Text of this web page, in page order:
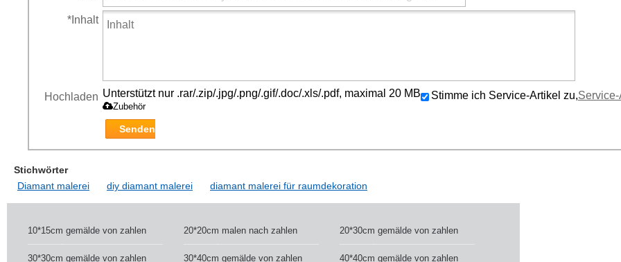
* Inhalt
Hochladen Unterstützt nur .rar/.zip/.jpg/.png/.gif/.doc/.xls/.pdf, maximal 20 MB
Zubehör
Stimme ich Service-Artikel zu,Service-
Senden
Stichwörter
Diamant malerei
diy diamant malerei diamant malerei für raumdekoration
10*15cm gemälde von zahlen 20*20cm malen nach zahlen 20*30cm gemälde von zahlen
30*30cm gemälde von zahlen 30*40cm gemälde von zahlen 40*40cm gemälde von zahlen